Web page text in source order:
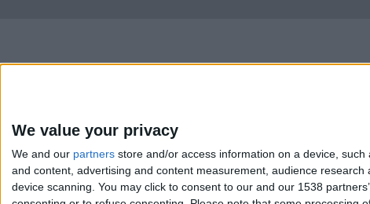
We value your privacy
We and our partners store and/or access information on a device,
and content, advertising and content measurement, audience research
device scanning. You may click to consent to our and our 1538